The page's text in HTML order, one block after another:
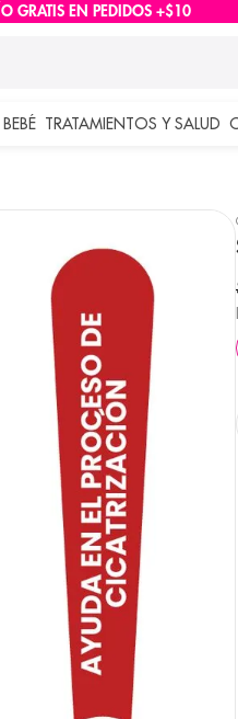
GRATIS EN PEDIDOS +$10
TRATAMIENTOS Y SALUD